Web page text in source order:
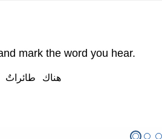
mark the word you hear.
هناك طائراتٌ